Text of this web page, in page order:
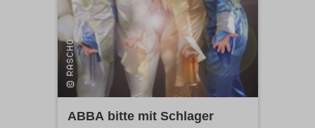
ABBA bitte mit Schlager